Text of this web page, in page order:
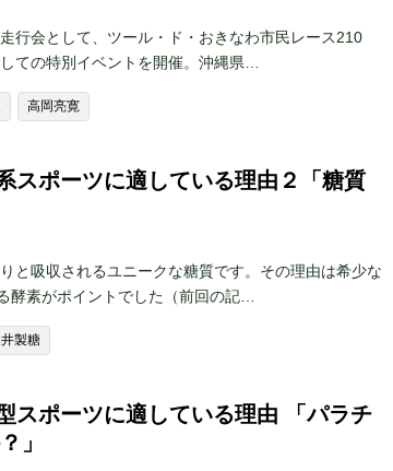
行会として、ツール・ド・おきなわ市民レース210
ての特別イベントを開催。沖縄県…
高岡亮寛
スポーツに適している理由２「糖質
と吸収されるユニークな糖質です。その理由は希少な
酵素がポイントでした（前回の記…
製糖
スポーツに適している理由 「パラチ
」